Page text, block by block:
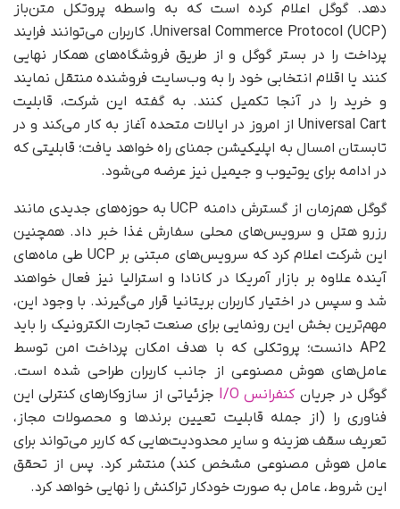
دهد. گوگل اعلام کرده است که به‌ واسطه پروتکل متن‌باز
Universal Commerce Protocol (UCP)، کاربران می‌توانند فرایند
پرداخت را در بستر گوگل و از طریق فروشگاه‌های همکار نهایی
کنند یا اقلام انتخابی خود را به وب‌سایت فروشنده منتقل نمایند
و خرید را در آنجا تکمیل کنند. به گفته این شرکت، قابلیت
Universal Cart از امروز در ایالات متحده آغاز به کار می‌کند و در
تابستان امسال به اپلیکیشن جمنای راه خواهد یافت؛ قابلیتی که
در ادامه برای یوتیوب و جیمیل نیز عرضه می‌شود.
گوگل هم‌زمان از گسترش دامنه UCP به حوزه‌های جدیدی مانند
رزرو هتل و سرویس‌های محلی سفارش غذا خبر داد. همچنین
این شرکت اعلام کرد که سرویس‌های مبتنی بر UCP طی ماه‌های
آینده علاوه بر بازار آمریکا در کانادا و استرالیا نیز فعال خواهند
شد و سپس در اختیار کاربران بریتانیا قرار می‌گیرند. با وجود این،
مهم‌ترین بخش این رونمایی برای صنعت تجارت الکترونیک را باید
AP2 دانست؛ پروتکلی که با هدف امکان پرداخت امن توسط
عامل‌های هوش مصنوعی از جانب کاربران طراحی شده است.
گوگل در جریانکنفرانس I/O
جزئیاتی از سازوکارهای کنترلی این
فناوری را (از جمله قابلیت تعیین برندها و محصولات مجاز،
تعریف سقف هزینه و سایر محدودیت‌هایی که کاربر می‌تواند برای
عامل هوش مصنوعی مشخص کند) منتشر کرد. پس از تحقق
این شروط، عامل به‌ صورت خودکار تراکنش را نهایی خواهد کرد.